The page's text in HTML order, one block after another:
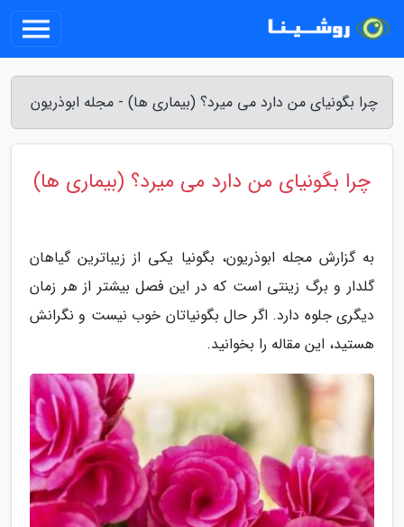
چرا بگونیای من دارد می میرد؟ (بیماری ها) - مجله ابوذریون
چرا بگونیای من دارد می میرد؟ (بیماری ها)
به گزارش مجله ابوذریون، بگونیا یکی از زیباترین گیاهان
گلدار و برگ زینتی است که در این فصل بیشتر از هر زمان
دیگری جلوه دارد. اگر حال بگونیاتان خوب نیست و نگرانش
هستید، این مقاله را بخوانید.